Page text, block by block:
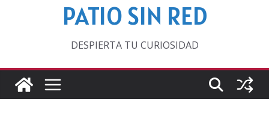
PATIO SIN RED
DESPIERTA TU CURIOSIDAD